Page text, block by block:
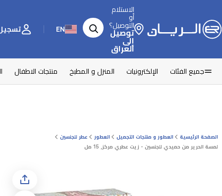
الاستلام
أو
التوصيل؟
توصيل
إلى
العراق
EN تسجيل
جميع الفئات الإلكترونيات المنزل و المطبخ منتجات الاطفال
الصفحة الرئيسية العطور و منتجات التجميل العطور
عطر للجنسين
لمسة الحرير من حميدي للجنسين - زيت عطري مركز, 15 مل